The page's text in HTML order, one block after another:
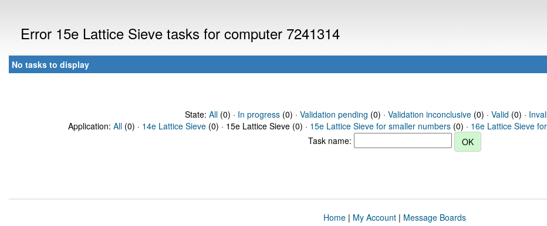
Error 15e Lattice Sieve tasks for computer 7241314
No tasks to display
State: All(0) · In progress(0) · Validation pending (0) · Validation inconclusive(0) · Valid (0) ·
Application: All (0) · 14e Lattice Sieve (0) · 15e Lattice Sieve (0) · 15e Lattice Sieve for smaller numbers (0) · 16e Lattice Sieve
Task name:
Home| My Account| Message Boards